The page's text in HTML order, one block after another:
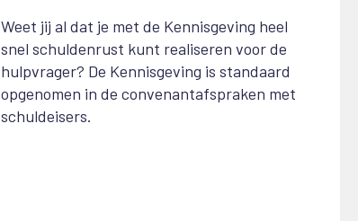
Weet jij al dat je met de Kennisgeving heel
snel schuldenrust kunt realiseren voor de
hulpvrager? De Kennisgeving is standaard
opgenomen in de convenantafspraken met
schuldeisers.